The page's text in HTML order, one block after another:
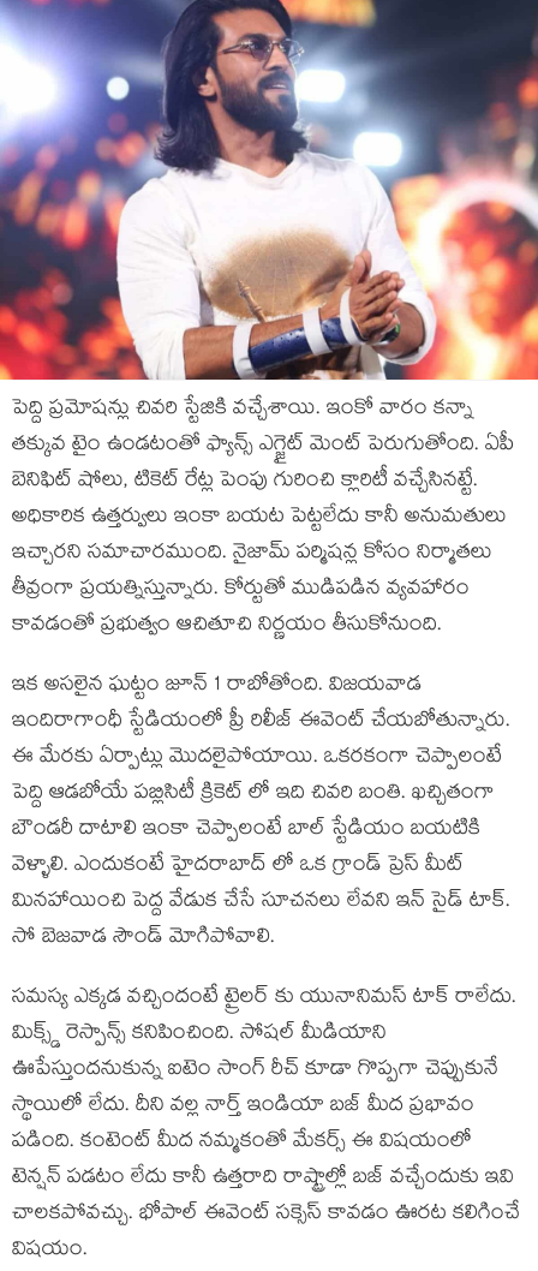
పెద్ది ప్రమోషన్లు చివరి స్టేజికి వచ్చేశాయి. ఇంకో వారం కన్నా
తక్కువ టైం ఉండటంతో ఫ్యాన్స్ ఎగ్జైట్ మెంట్ పెరుగుతోంది. ఏపీ
బెనిఫిట్ షోలు, టికెట్ రేట్ల పెంపు గురించి క్లారిటీ వచ్చేసినట్టే.
అధికారిక ఉత్తర్వులు ఇంకా బయట పెట్టలేదు కానీ అనుమతులు
ఇచ్చారని సమాచారముంది. నైజామ్ పర్మిషన్ల కోసం నిర్మాతలు
తీవ్రంగా ప్రయత్నిస్తున్నారు. కోర్టుతో ముడిపడిన వ్యవహారం
కావడంతో ప్రభుత్వం ఆచితూచి నిర్ణయం తీసుకోనుంది.
ఇక అసలైన ఘట్టం జూన్ 1 రాబోతోంది. విజయవాడ
ఇందిరాగాంధీ స్టేడియంలో ప్రీ రిలీజ్ ఈవెంట్ చేయబోతున్నారు.
ఈ మేరకు ఏర్పాట్లు మొదలైపోయాయి. ఒకరకంగా చెప్పాలంటే
పెద్ది ఆడబోయే పబ్లిసిటీ క్రికెట్ లో ఇది చివరి బంతి. ఖచ్చితంగా
బౌండరీ దాటాలి ఇంకా చెప్పాలంటే బాల్ స్టేడియం బయటికి
వెళ్ళాలి. ఎందుకంటే హైదరాబాద్ లో ఒక గ్రాండ్ ప్రెస్ మీట్
మినహాయించి పెద్ద వేడుక చేసే సూచనలు లేవని ఇన్ సైడ్ టాక్.
సో బెజవాడ సౌండ్ మోగిపోవాలి.
సమస్య ఎక్కడ వచ్చిందంటే ట్రైలర్ కు యునానిమస్ టాక్ రాలేదు.
మిక్స్డ్ రెస్పాన్స్ కనిపించింది. సోషల్ మీడియాని
ఊపేస్తుందనుకున్న ఐటెం సాంగ్ రీచ్ కూడా గొప్పగా చెప్పుకునే
స్థాయిలో లేదు. దీని వల్ల నార్త్ ఇండియా బజ్ మీద ప్రభావం
పడింది. కంటెంట్ మీద నమ్మకంతో మేకర్స్ ఈ విషయంలో
టెన్షన్ పడటం లేదు కానీ ఉత్తరాది రాష్ట్రాల్లో బజ్ వచ్చేందుకు ఇవి
చాలకపోవచ్చు. భోపాల్ ఈవెంట్ సక్సెస్ కావడం ఊరట కలిగించే
విషయం.